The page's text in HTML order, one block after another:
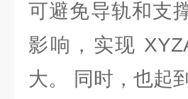
可避免导轨和支
影响，实现
大。 同时，也起